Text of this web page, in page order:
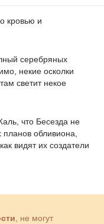
кровью и
серебряных
некие осколки
светит некое
что Бесезда не
планов обливиона,
видят их создатели
, не могут